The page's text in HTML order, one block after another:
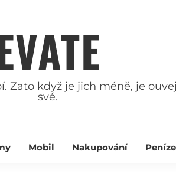
když je jich méně, je
své.
Mobil Nakupování Peníze